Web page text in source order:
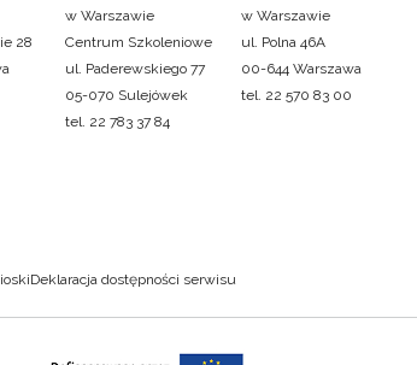
28
w Warszawie
Centrum Szkoleniowe
ul. Paderewskiego 77
05-070 Sulejówek
tel. 22 783 37 84
w Warszawie
ul. Polna 46A
00-644 Warszawa
tel. 22 570 83 00
Deklaracja dostępności serwisu